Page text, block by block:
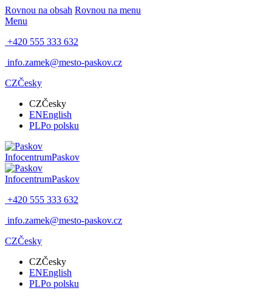
Rovnou na obsah Rovnou na menu
Menu
+420 555 333 632
info.zamek@mesto-paskov.cz
CZČesky
CZČesky
ENEnglish
PLPo polsku
InfocentrumPaskov
InfocentrumPaskov
+420 555 333 632
info.zamek@mesto-paskov.cz
CZČesky
CZČesky
ENEnglish
PLPo polsku